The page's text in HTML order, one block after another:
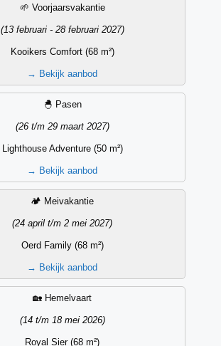
Datum Accommodatietype
🌱 Voorjaarsvakantie
(13 februari - 28 februari 2027)
Kooikers Comfort (68 m²)
→ Bekijk aanbod
🐣 Pasen
(26 t/m 29 maart 2027)
Lighthouse Adventure (50 m²)
→ Bekijk aanbod
🏕️ Meivakantie
(24 april t/m 2 mei 2027)
Oerd Family (68 m²)
→ Bekijk aanbod
🏡 Hemelvaart
(14 t/m 18 mei 2026)
Royal Sier (68 m²)